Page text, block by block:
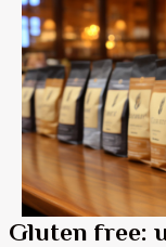
Gluten free: